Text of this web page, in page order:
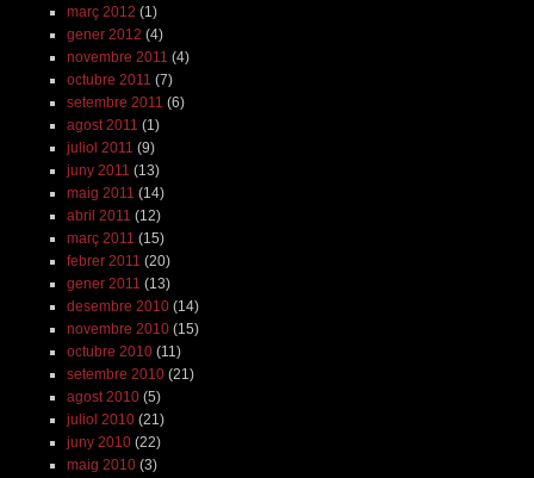
març 2012 (1)
gener 2012 (4)
novembre 2011 (4)
octubre 2011 (7)
setembre 2011 (6)
agost 2011 (1)
juliol 2011 (9)
juny 2011 (13)
maig 2011 (14)
abril 2011 (12)
març 2011 (15)
febrer 2011 (20)
gener 2011 (13)
desembre 2010(14)
novembre 2010(15)
octubre 2010(11)
setembre 2010(21)
agost 2010(5)
juliol 2010(21)
juny 2010(22)
maig 2010(3)